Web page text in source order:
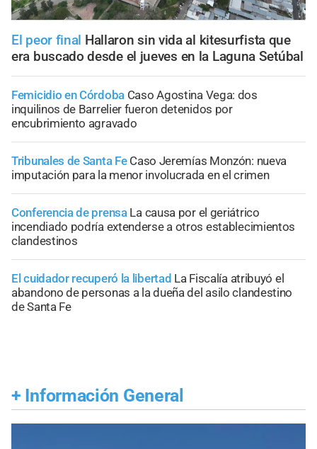
El peor final Hallaron sin vida al kitesurfista que
era buscado desde el jueves en la Laguna Setúbal
Femicidio en Córdoba Caso Agostina Vega: dos
inquilinos de Barrelier fueron detenidos por
encubrimiento agravado
Tribunales de Santa Fe Caso Jeremías Monzón: nueva
imputación para la menor involucrada en el crimen
Conferencia de prensa La causa por el geriátrico
incendiado podría extenderse a otros establecimientos
clandestinos
El cuidador recuperó la libertad La Fiscalía atribuyó el
abandono de personas a la dueña del asilo clandestino
de Santa Fe
+ Información General